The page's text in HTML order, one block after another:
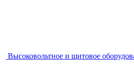
Высоковольтное и щитовое